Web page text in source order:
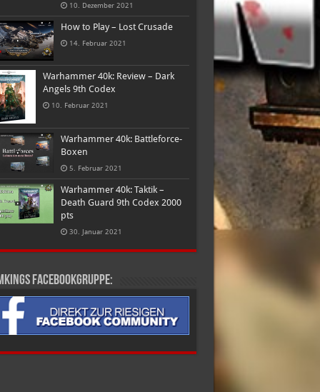
10. Dezember 2021
How to Play – Lost Crusade
14. Februar 2021
Warhammer 40k: Review – Dark
Angels 9th Codex
10. Februar 2021
Warhammer 40k: Battleforce-
Boxen
5. Februar 2021
Warhammer 40k: Taktik –
Death Guard 9th Codex 2000
pts
30. Januar 2021
Facebookgruppe: